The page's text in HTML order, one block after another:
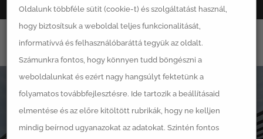
Oldalunk többféle sütit (cookie-t) és szolgáltatást használ,
hogy biztosítsuk a weboldal teljes funkcionalitását,
informatívvá és felhasználóbaráttá tegyük az oldalt.
Számunkra fontos, hogy könnyen tudd böngészni a
weboldalunkat és ezért nagy hangsúlyt fektetünk a
folyamatos továbbfejlesztésre. Ide tartozik a beállításaid
elmentése és az előre kitöltött rubrikák, hogy ne kelljen
mindig beírnod ugyanazokat az adatokat. Szintén fontos
Főoldal Csatlakozz hozzánk kivitelező partnerként!
LSH Készházak Zrt.